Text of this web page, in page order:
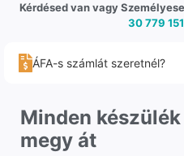
Kérdésed van vagy
30 779
ÁFA-s számlát szeretnél?
Minden
megy át